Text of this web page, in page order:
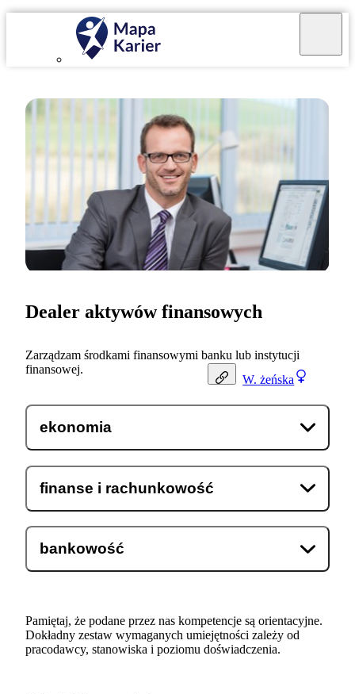
W. żeńska
Dealer aktywów finansowych
Zarządzam środkami finansowymi banku lub instytucji
finansowej.
ekonomia
finanse i rachunkowość
bankowość
Pamiętaj, że podane przez nas kompetencje są orientacyjne.
Dokładny zestaw wymaganych umiejętności zależy od
pracodawcy, stanowiska i poziomu doświadczenia.